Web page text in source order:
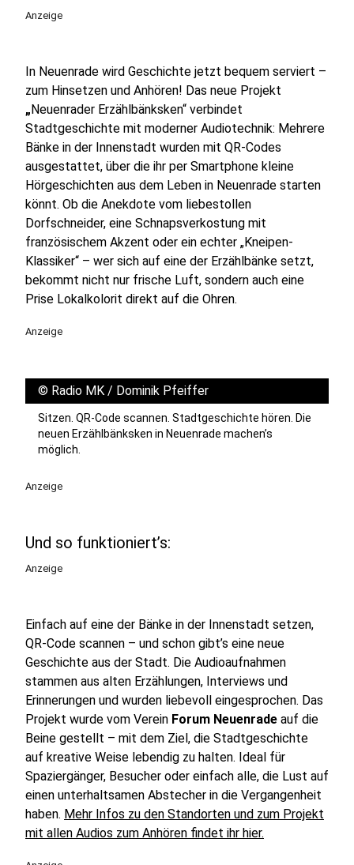
Anzeige
In Neuenrade wird Geschichte jetzt bequem serviert –
zum Hinsetzen und Anhören! Das neue Projekt
„Neuenrader Erzählbänksken“ verbindet
Stadtgeschichte mit moderner Audiotechnik: Mehrere
Bänke in der Innenstadt wurden mit QR-Codes
ausgestattet, über die ihr per Smartphone kleine
Hörgeschichten aus dem Leben in Neuenrade starten
könnt. Ob die Anekdote vom liebestollen
Dorfschneider, eine Schnapsverkostung mit
französischem Akzent oder ein echter „Kneipen-
Klassiker“ – wer sich auf eine der Erzählbänke setzt,
bekommt nicht nur frische Luft, sondern auch eine
Prise Lokalkolorit direkt auf die Ohren.
Anzeige
© Radio MK / Dominik Pfeiffer
Sitzen. QR-Code scannen. Stadtgeschichte hören. Die
neuen Erzählbänksken in Neuenrade machen’s
möglich.
Anzeige
Und so funktioniert’s:
Anzeige
Einfach auf eine der Bänke in der Innenstadt setzen,
QR-Code scannen – und schon gibt’s eine neue
Geschichte aus der Stadt. Die Audioaufnahmen
stammen aus alten Erzählungen, Interviews und
Erinnerungen und wurden liebevoll eingesprochen. Das
Projekt wurde vom Verein Forum Neuenrade auf die
Beine gestellt – mit dem Ziel, die Stadtgeschichte
auf kreative Weise lebendig zu halten. Ideal für
Spaziergänger, Besucher oder einfach alle, die Lust auf
einen unterhaltsamen Abstecher in die Vergangenheit
haben. Mehr Infos zu den Standorten und zum Projekt
mit allen Audios zum Anhören findet ihr hier.